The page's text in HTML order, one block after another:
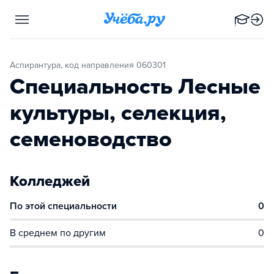
Аспирантура, код направления 060301
Специальность Лесные
культуры, селекция,
семеноводство
Колледжей
По этой специальности 0
В среднем по другим 0